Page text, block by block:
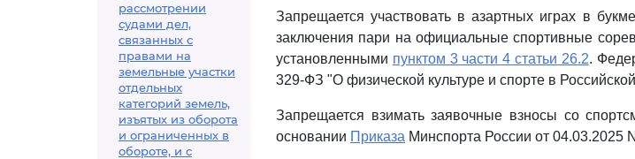
рассмотрении
судами дел,
связанных с
правами на
земельные участки
отдельных
категорий земель,
изъятых из оборота
и ограниченных в
обороте, и с
Запрещается участвовать в азартных играх в
заключения пари на официальные спортивные
установленными пунктом 3 части 4 статьи 26.2.
329-ФЗ "О физической культуре и спорте в
Запрещается взимать заявочные взносы со
основании Приказа Минспорта России от 04.03.2025